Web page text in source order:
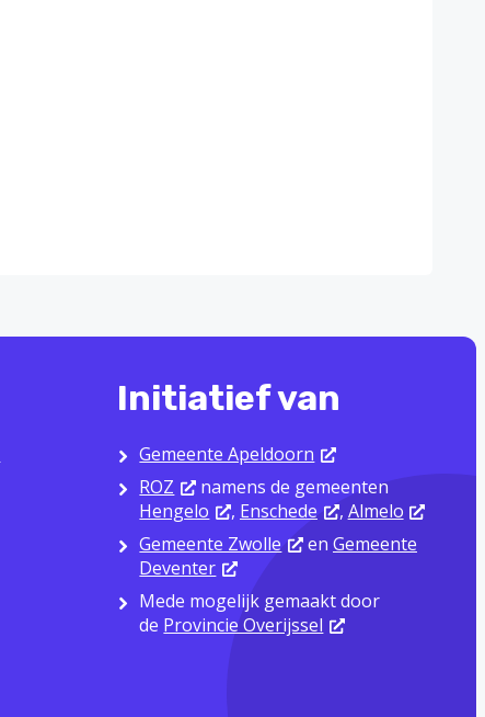
Initiatief van
Gemeente Apeldoorn
ROZ
namens de gemeenten
Hengelo
, Enschede , Almelo
Gemeente Zwolle
en Gemeente
Deventer
Mede mogelijk gemaakt door
de Provincie Overijssel